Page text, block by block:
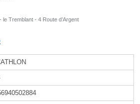
Tremblant - 4 Route d’Argent